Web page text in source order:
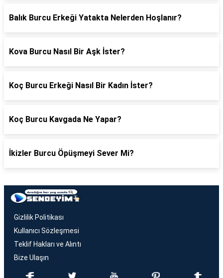
Balık Burcu Erkeği Yatakta Nelerden Hoşlanır?
Kova Burcu Nasıl Bir Aşk İster?
Koç Burcu Erkeği Nasıl Bir Kadın İster?
Koç Burcu Kavgada Ne Yapar?
İkizler Burcu Öpüşmeyi Sever Mi?
Gizlilik Politikası
Kullanıcı Sözleşmesi
Teklif Hakları ve Alıntı
Bize Ulaşın